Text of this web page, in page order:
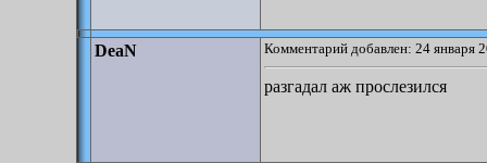
DeaN Комментарий добавлен: 24 января
разгадал аж прослезился